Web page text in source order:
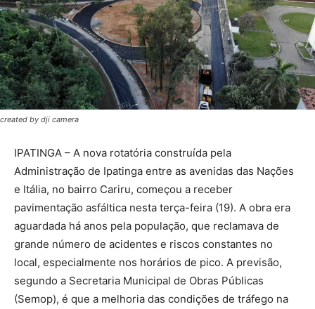
created by dji camera
IPATINGA – A nova rotatória construída pela
Administração de Ipatinga entre as avenidas das Nações
e Itália, no bairro Cariru, começou a receber
pavimentação asfáltica nesta terça-feira (19). A obra era
aguardada há anos pela população, que reclamava de
grande número de acidentes e riscos constantes no
local, especialmente nos horários de pico. A previsão,
segundo a Secretaria Municipal de Obras Públicas
(Semop), é que a melhoria das condições de tráfego na